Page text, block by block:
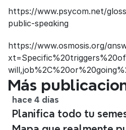
https://www.psycom.net/
public-speaking
https://www.osmosis.org/
Más
hace 4 días
Planifica todo tu